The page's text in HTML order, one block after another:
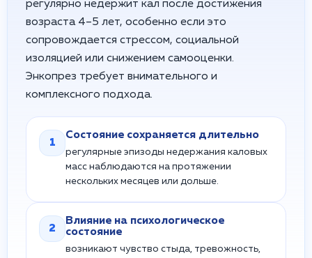
регулярно недержит кал после достижения
возраста 4–5 лет, особенно если это
сопровождается стрессом, социальной
изоляцией или снижением самооценки.
Энкопрез требует внимательного и
комплексного подхода.
1
Состояние сохраняется длительно
регулярные эпизоды недержания каловых
масс наблюдаются на протяжении
нескольких месяцев или дольше.
2
Влияние на психологическое
состояние
возникают чувство стыда, тревожность,